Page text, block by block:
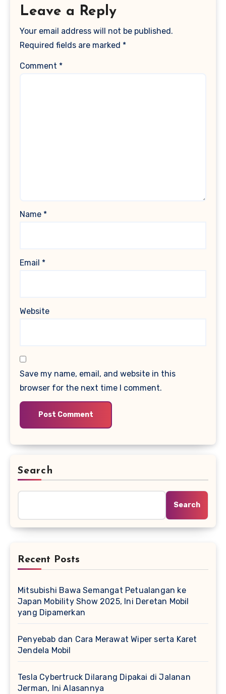
Leave a Reply
Your email address will not be published.
Required fields are marked *
Comment *
Name *
Email *
Website
Save my name, email, and website in this
browser for the next time I comment.
Search
Search
Recent Posts
Mitsubishi Bawa Semangat Petualangan ke
Japan Mobility Show 2025, Ini Deretan Mobil
yang Dipamerkan
Penyebab dan Cara Merawat Wiper serta Karet
Jendela Mobil
Tesla Cybertruck Dilarang Dipakai di Jalanan
Jerman, Ini Alasannya